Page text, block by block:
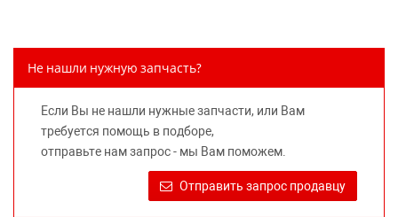
части к той или иной марке автомобиля, то есть на
предлагаемых к продаже запасных частей для
автомобилей и их производителей, не нарушает права
правообладателей указанных товарных знаков.
Требование предоставлять покупателю необходимую и
достоверную информацию о товаре, предлагаемом к
Не нашли нужную запчасть?
Если Вы не нашли нужные запчасти, или Вам
требуется помощь в подборе,
отправьте нам запрос - мы Вам поможем.
Отправить запрос продавцу